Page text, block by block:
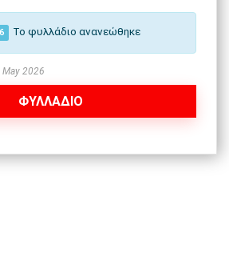
Το φυλλάδιο ανανεώθηκε
May 2026
ΦΥΛΛΑΔΙΟ